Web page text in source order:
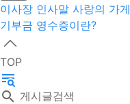
이사장 인사말 사랑의 가게
기부금 영수증이란?
TOP
게시글검색